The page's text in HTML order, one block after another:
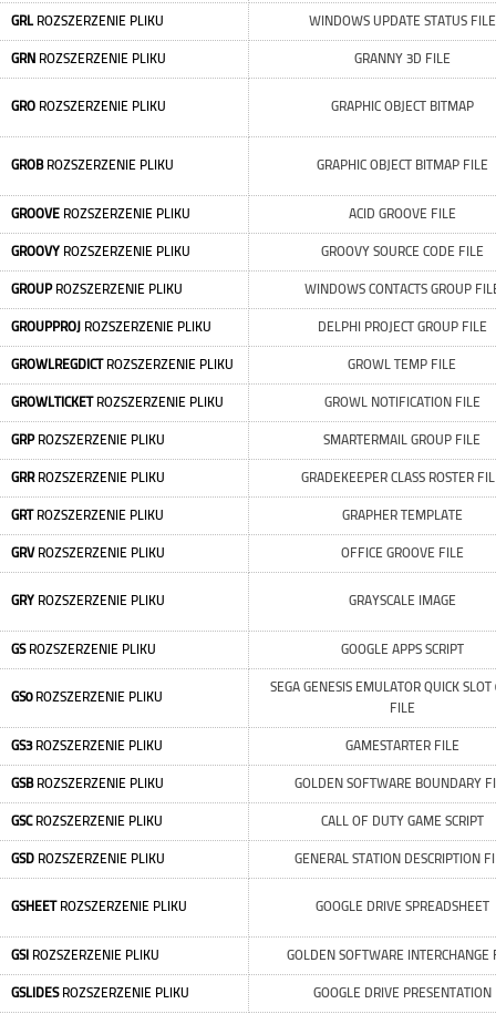
GRLROZSZERZENIE PLIKU WINDOWS UPDATE STATUS FILE
GRN ROZSZERZENIE PLIKU GRANNY 3D FILE
GRO ROZSZERZENIE PLIKU GRAPHIC OBJECT BITMAP
GROBROZSZERZENIE PLIKU GRAPHIC OBJECT BITMAP FILE
GROOVE ROZSZERZENIE PLIKU ACID GROOVE FILE
GROOVY ROZSZERZENIE PLIKU GROOVY SOURCE CODE FILE
GROUPROZSZERZENIE PLIKU WINDOWS CONTACTS GROUP
GROUPPROJ ROZSZERZENIE PLIKU DELPHI PROJECT GROUP FILE
GROWLREGDICTROZSZERZENIE PLIKU GROWL TEMP FILE
GROWLTICKETROZSZERZENIE PLIKU GROWL NOTIFICATION FILE
GRPROZSZERZENIE PLIKU SMARTERMAIL GROUP FILE
GRRROZSZERZENIE PLIKU GRADEKEEPER CLASS ROSTER
GRTROZSZERZENIE PLIKU GRAPHER TEMPLATE
GRVROZSZERZENIE PLIKU OFFICE GROOVE FILE
GRY ROZSZERZENIE PLIKU GRAYSCALE IMAGE
GSROZSZERZENIE PLIKU GOOGLE APPS SCRIPT
GS0ROZSZERZENIE PLIKU
SEGA GENESIS EMULATOR QUICK SLOT
FILE
GS3ROZSZERZENIE PLIKU GAMESTARTER FILE
GSBROZSZERZENIE PLIKU GOLDEN SOFTWARE BOUNDARY
GSCROZSZERZENIE PLIKU CALL OF DUTY GAME SCRIPT
GSD ROZSZERZENIE PLIKU GENERAL STATION DESCRIPTION
GSHEETROZSZERZENIE PLIKU GOOGLE DRIVE SPREADSHEET
GSI ROZSZERZENIE PLIKU GOLDEN SOFTWARE INTERCHANGE
GSLIDESROZSZERZENIE PLIKU GOOGLE DRIVE PRESENTATION